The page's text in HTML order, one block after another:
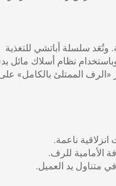
وتُعَد سلسلة أباتشي للتغذية
نظام أسلاك مائل
«الرف الممتلئ بالكامل»
متناول يد العميل.